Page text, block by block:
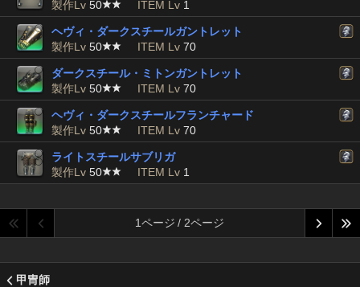
製作Lv 50 ITEM Lv 1
ヘヴィ・ダークスチールガントレット
製作Lv 50 ITEM Lv 70
ダークスチール・ミトンガントレット
製作Lv 50 ITEM Lv 70
ヘヴィ・ダークスチールフランチャード
製作Lv 50 ITEM Lv 70
ライトスチールサブリガ
製作Lv 50 ITEM Lv 1
1ページ / 2ページ
甲冑師